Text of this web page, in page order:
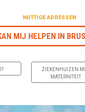
NUTTIGE ADRESSEN
MIJ HELPEN IN
ZIEKENHUIZEN
MATERNITEIT